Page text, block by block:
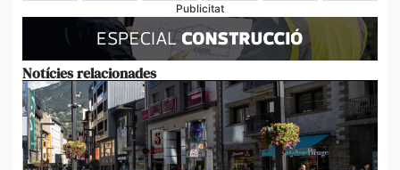
Publicitat
Notícies relacionades